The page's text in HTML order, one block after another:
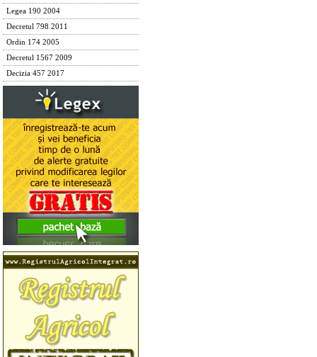
Legea 190 2004
Decretul 798 2011
Ordin 174 2005
Decretul 1567 2009
Decizia 457 2017